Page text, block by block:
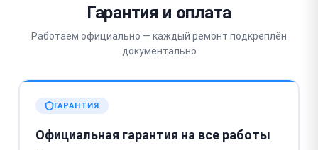
Гарантия и оплата
Работаем официально — каждый ремонт подкреплён
документально
ГАРАНТИЯ
Официальная гарантия на все работы